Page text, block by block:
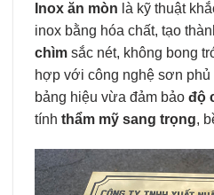
Inox ăn mòn là kỹ thuật
inox bằng hóa chất, tạo
chìm sắc nét, không bong
hợp với công nghệ sơn phủ
bảng hiệu vừa đảm bảo độ
tính thẩm mỹ sang trọng,